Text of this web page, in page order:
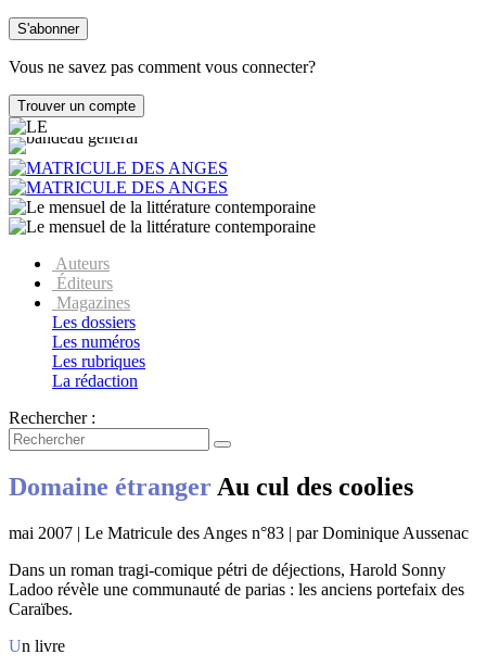
Vous ne savez pas comment vous connecter?
Auteurs
Éditeurs
Magazines
Les dossiers
Les numéros
Les rubriques
La rédaction
Rechercher :
Domaine étranger Au cul des coolies
mai 2007 | Le Matricule des Anges n°83 | par Dominique Aussenac
Dans un roman tragi-comique pétri de déjections, Harold Sonny
Ladoo révèle une communauté de parias : les anciens portefaix des
Caraïbes.
Un livre